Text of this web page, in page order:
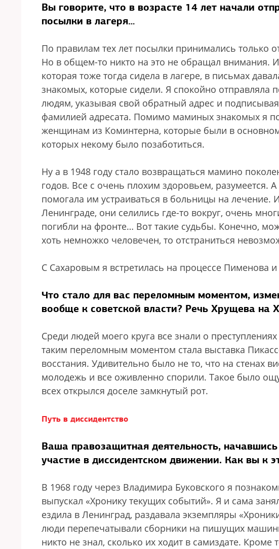
Вы говорите, что в возрасте 14 лет начали
посылки в лагеря…
По правилам тех лет посылки принимались только
Но в общем-то никто на это не обращал внимания.
которая тоже тогда сидела в лагере, в письмах
знакомых, которые сидели. Я спокойно отправляла
людям, указывая свой обратный адрес и
фамилией адресата. Помимо маминых знакомых я
женщинам из Коминтерна, которые были в
которых некому было позаботиться.
Ну а в 1948 году стало возвращаться мамино
годов. Все с очень плохим здоровьем, разумеется.
помогала им устраиваться в больницы на
Ленинграде, они селились где-то вокруг, очень
погибли на фронте… Вот такие судьбы. Конечно,
хоть немножко человечен, то отстраниться
С Сахаровым я встретилась на процессе Пименова
Что стало для вас переломным моментом,
вообще к советской власти? Речь Хрущева на
Среди людей моего круга все знали о
таким переломным моментом стала выставка
восстания. Удивительно было не то, что на стенах
молодежь и все оживленно спорили. Такое было
всех открылся доселе замкнутый рот.
Путь в диссидентство
Ваша правозащитная деятельность,
участие в диссидентском движении. Как вы к
В 1968 году через Владимира Буковского я
выпускал «Хронику текущих событий». Я и сама
ездила в Ленинград, раздавала экземпляры
люди перепечатывали сборники на пишущих
никто не знал, сколько их ходит в самиздате.